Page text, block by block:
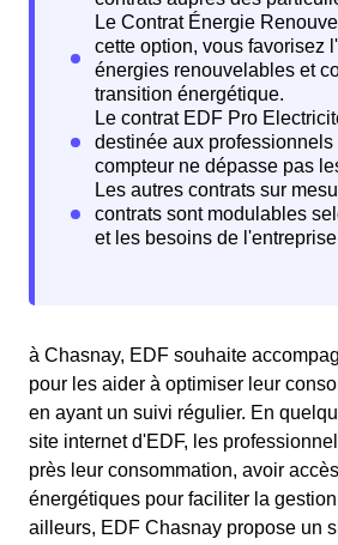
à Chasnay, EDF souhaite
pour les aider à optimiser leur
en ayant un suivi régulier. En
site internet d'EDF, les
près leur consommation, avoir
énergétiques pour faciliter la
ailleurs, EDF Chasnay propose un